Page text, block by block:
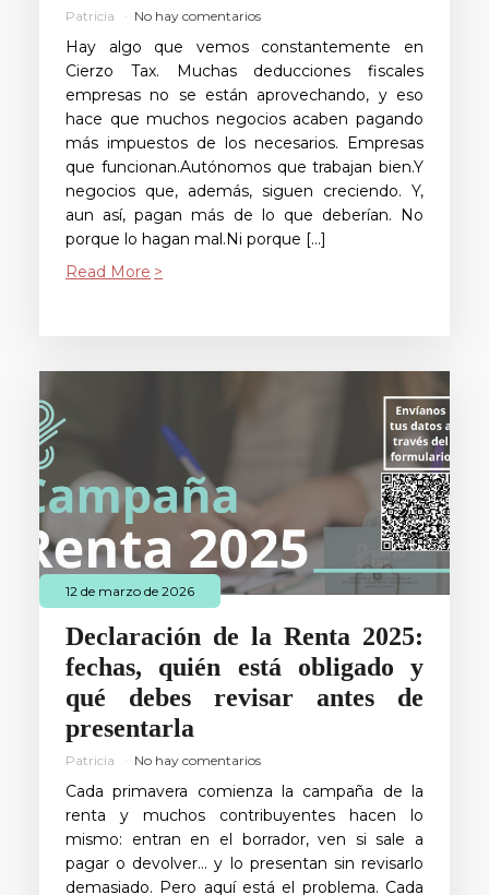
Patricia No hay comentarios
Hay algo que vemos constantemente en
Cierzo Tax. Muchas deducciones fiscales
empresas no se están aprovechando, y eso
hace que muchos negocios acaben pagando
más impuestos de los necesarios. Empresas
que funcionan.Autónomos que trabajan bien.Y
negocios que, además, siguen creciendo. Y,
aun así, pagan más de lo que deberían. No
porque lo hagan mal.Ni porque […]
Read More
12 de marzo de 2026
Declaración de la Renta 2025:
fechas, quién está obligado y
qué debes revisar antes de
presentarla
Patricia No hay comentarios
Cada primavera comienza la campaña de la
renta y muchos contribuyentes hacen lo
mismo: entran en el borrador, ven si sale a
pagar o devolver… y lo presentan sin revisarlo
demasiado. Pero aquí está el problema. Cada